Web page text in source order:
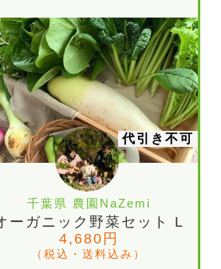
代引き不可
千葉県 農園NaZemi
ーガニック野菜セット L
4,680円
（税込・送料込み）